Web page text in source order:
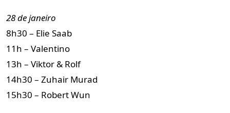
28 de janeiro
8h30 – Elie Saab
11h – Valentino
13h – Viktor & Rolf
14h30 – Zuhair Murad
15h30 – Robert Wun